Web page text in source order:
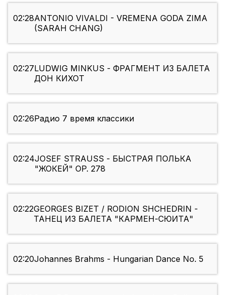
02:28ANTONIO VIVALDI - VREMENA GODA ZIMA
(SARAH CHANG)
02:27LUDWIG MINKUS - ФРАГМЕНТ ИЗ БАЛЕТА
ДОН КИХОТ
02:26Радио 7 время классики
02:24JOSEF STRAUSS - БЫСТРАЯ ПОЛЬКА
"ЖОКЕЙ" OP. 278
02:22GEORGES BIZET / RODION SHCHEDRIN -
ТАНЕЦ ИЗ БАЛЕТА "КАРМЕН-СЮИТА"
02:20Johannes Brahms - Hungarian Dance No. 5